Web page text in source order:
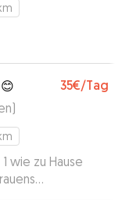
35€/Tag
)
wie zu Hause
”